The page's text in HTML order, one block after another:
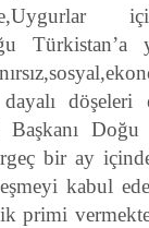
bir ay
kabul
primi